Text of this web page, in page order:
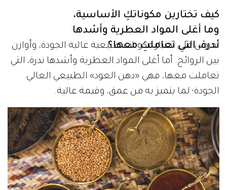
كيف تختارين مكوناتكِ الأساسية،
وما أغلى المواد العطرية وأشدها
ندرة، التي تعاملتِ معها؟
أحرص على اختيار مكونات طبيعية عالية الجودة، وأوازن
بين الروائح. أما أغلى المواد العطرية وأشدها ندرة، التي
تعاملت معها، فهي «دهن العود» الطبيعي العالي
الجودة؛ لما يتميز به من عمق، وقيمة عالية.